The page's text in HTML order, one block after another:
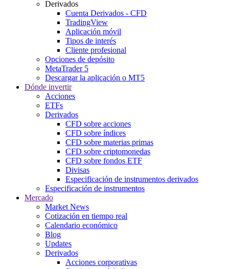
Derivados
Cuenta Derivados - CFD
TradingView
Aplicación móvil
Tipos de interés
Cliente profesional
Opciones de depósito
MetaTrader 5
Descargar la aplicación o MT5
Dónde invertir
Acciones
ETFs
Derivados
CFD sobre acciones
CFD sobre índices
CFD sobre materias primas
CFD sobre criptomonedas
CFD sobre fondos ETF
Divisas
Especificación de instrumentos derivados
Especificación de instrumentos
Mercado
Market News
Cotización en tiempo real
Calendario económico
Blog
Updates
Derivados
Acciones corporativas